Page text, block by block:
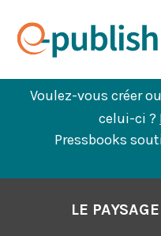
contenu
Voulez-vous créer
celui-ci ?
Pressbooks
LE